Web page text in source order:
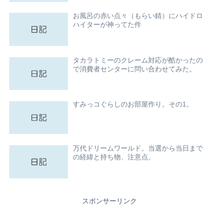
お風呂の赤い点々（もらい錆）にハイドロ
ハイターが神ってた件
タカラトミーのクレーム対応が酷かったの
で消費者センターに問い合わせてみた。
すみっコぐらしのお部屋作り。その1。
万代ドリームワールド。当選から当日まで
の経緯と持ち物、注意点。
スポンサーリンク